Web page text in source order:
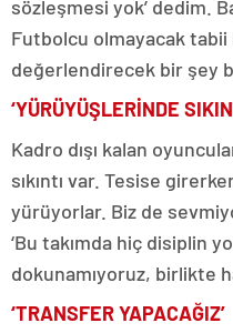
sözleşmesi yok’ dedim.
Futbolcu olmayacak
değerlendirecek bir şey
‘YÜRÜYÜŞLERİNDE
Kadro dışı kalan
sıkıntı var. Tesise
yürüyorlar. Biz de
‘Bu takımda hiç disiplin
dokunamıyoruz, birlikte
‘TRANSFER YAPACAĞIZ’